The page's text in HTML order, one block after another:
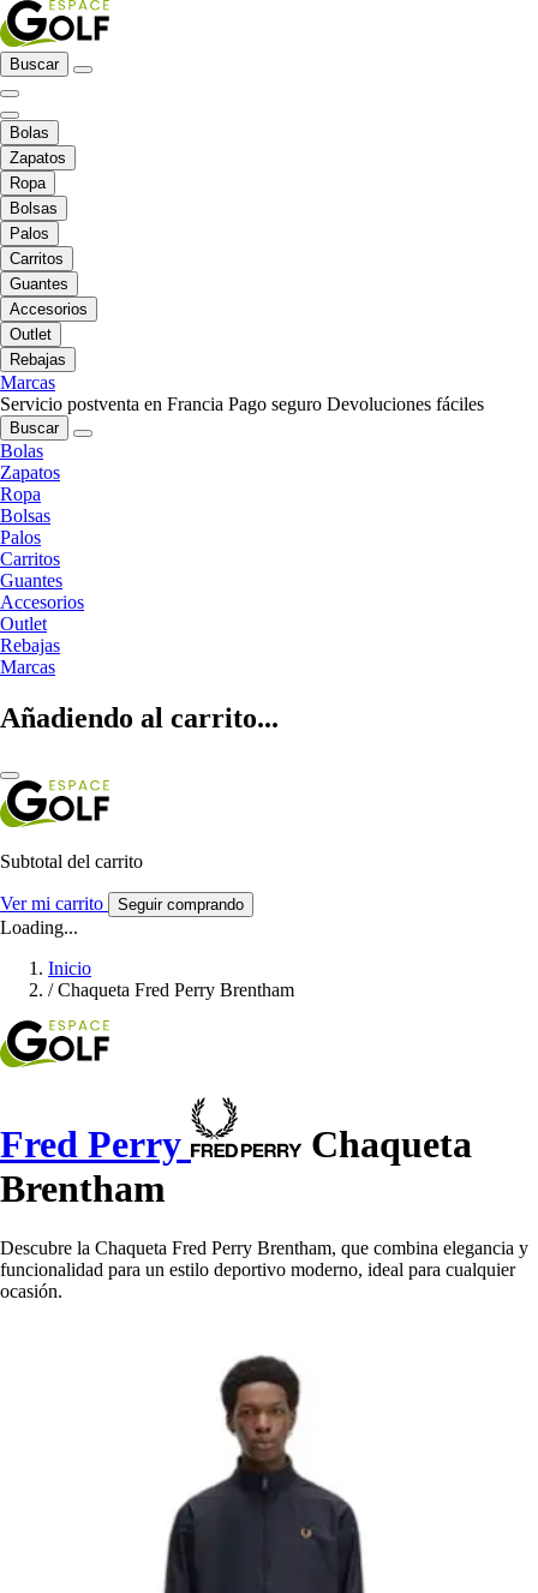
Buscar
Bolas
Zapatos
Ropa
Bolsas
Palos
Carritos
Guantes
Accesorios
Outlet
Rebajas
Marcas
Servicio postventa en Francia Pago seguro Devoluciones fáciles
Buscar
Bolas
Zapatos
Ropa
Bolsas
Palos
Carritos
Guantes
Accesorios
Outlet
Rebajas
Marcas
Añadiendo al carrito...
Subtotal del carrito
Ver mi carrito Seguir comprando
Loading...
Inicio
/ Chaqueta Fred Perry Brentham
Fred Perry
Chaqueta
Brentham
Descubre la Chaqueta Fred Perry Brentham, que combina elegancia y
funcionalidad para un estilo deportivo moderno, ideal para cualquier
ocasión.